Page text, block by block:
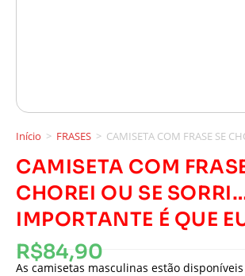
Início > FRASES > CAMISETA COM FRASE SE
CAMISETA COM
CHOREI OU SE
IMPORTANTE É QUE
R$84,90
As camisetas masculinas estão